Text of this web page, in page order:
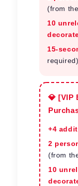
(from
10
15-
required)
💎 [VIP
+4
2
(from
10